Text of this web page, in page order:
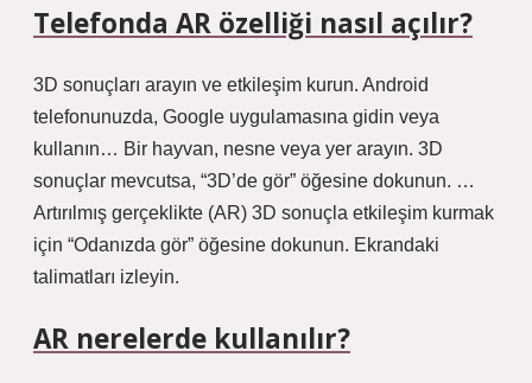
Telefonda AR özelliği nasıl açılır?
3D sonuçları arayın ve etkileşim kurun. Android
telefonunuzda, Google uygulamasına gidin veya
kullanın… Bir hayvan, nesne veya yer arayın. 3D
sonuçlar mevcutsa, “3D’de gör” öğesine dokunun. …
Artırılmış gerçeklikte (AR) 3D sonuçla etkileşim kurmak
için “Odanızda gör” öğesine dokunun. Ekrandaki
talimatları izleyin.
AR nerelerde kullanılır?